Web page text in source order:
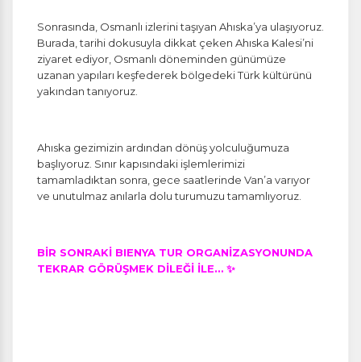
Sonrasında, Osmanlı izlerini taşıyan Ahıska’ya ulaşıyoruz.
Burada, tarihi dokusuyla dikkat çeken Ahıska Kalesi’ni
ziyaret ediyor, Osmanlı döneminden günümüze
uzanan yapıları keşfederek bölgedeki Türk kültürünü
yakından tanıyoruz.
Ahıska gezimizin ardından dönüş yolculuğumuza
başlıyoruz. Sınır kapısındaki işlemlerimizi
tamamladıktan sonra, gece saatlerinde Van’a varıyor
ve unutulmaz anılarla dolu turumuzu tamamlıyoruz.
BİR SONRAKİ BIENYA TUR ORGANİZASYONUNDA
TEKRAR GÖRÜŞMEK DİLEĞİ İLE… ✨